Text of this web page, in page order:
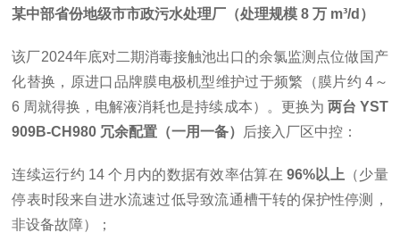
某中部省份地级市市政污水处理厂（处理规模 8 万 m³/d）
该厂2024年底对二期消毒接触池出口的余氯监测点位做国产
化替换，原进口品牌膜电极机型维护过于频繁（膜片约 4～
6 周就得换，电解液消耗也是持续成本）。更换为 两台 YST
909B-CH980 冗余配置（一用一备） 后接入厂区中控：
连续运行约 14 个月内的数据有效率估算在96%以上 （少量
停表时段来自进水流速过低导致流通槽干转的保护性停测，
非设备故障）；